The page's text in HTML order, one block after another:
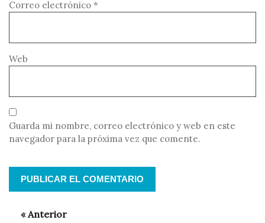
Correo electrónico *
Web
Guarda mi nombre, correo electrónico y web en este
navegador para la próxima vez que comente.